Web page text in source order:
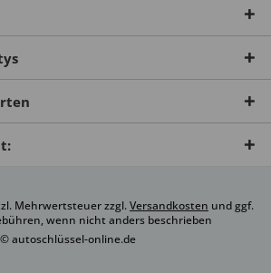
Mehrwertsteuer zzgl.Versandkosten und ggf.
wenn nicht anders beschrieben
© autoschlüssel-online.de